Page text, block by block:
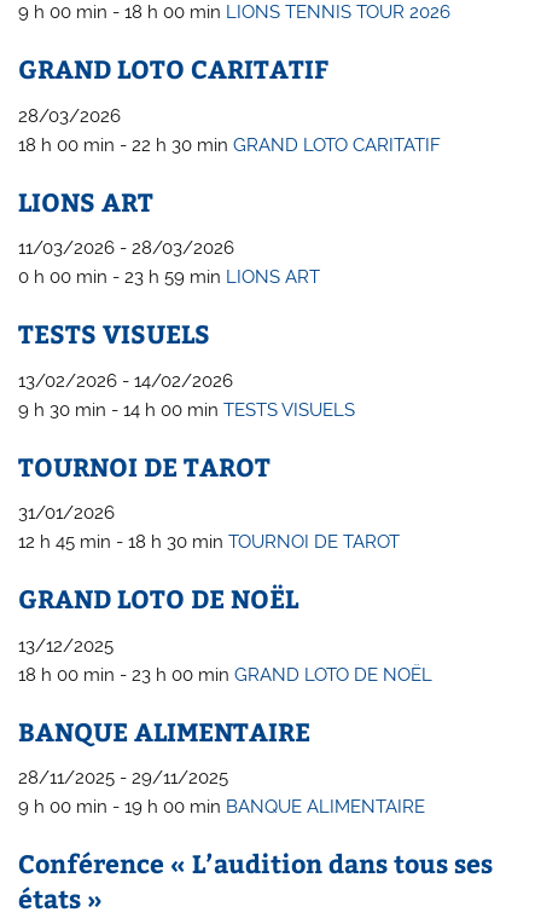
9 h 00 min - 18 h 00 min LIONS TENNIS TOUR 2026
GRAND LOTO CARITATIF
28/03/2026
18 h 00 min - 22 h 30 minGRAND LOTO CARITATIF
LIONS ART
11/03/2026 - 28/03/2026
0 h 00 min - 23 h 59 min LIONS ART
TESTS VISUELS
13/02/2026 - 14/02/2026
9 h 30 min - 14 h 00 minTESTS VISUELS
TOURNOI DE TAROT
31/01/2026
12 h 45 min - 18 h 30 minTOURNOI DE TAROT
GRAND LOTO DE NOËL
13/12/2025
18 h 00 min - 23 h 00 minGRAND LOTO DE NOËL
BANQUE ALIMENTAIRE
28/11/2025 - 29/11/2025
9 h 00 min - 19 h 00 min BANQUE ALIMENTAIRE
Conférence « L’audition dans tous ses
états »